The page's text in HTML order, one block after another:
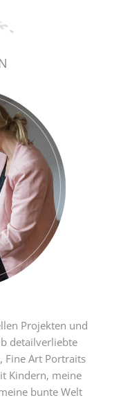
Projekten und
detailverliebte
Fine Art Portraits
Kindern, meine
bunte Welt